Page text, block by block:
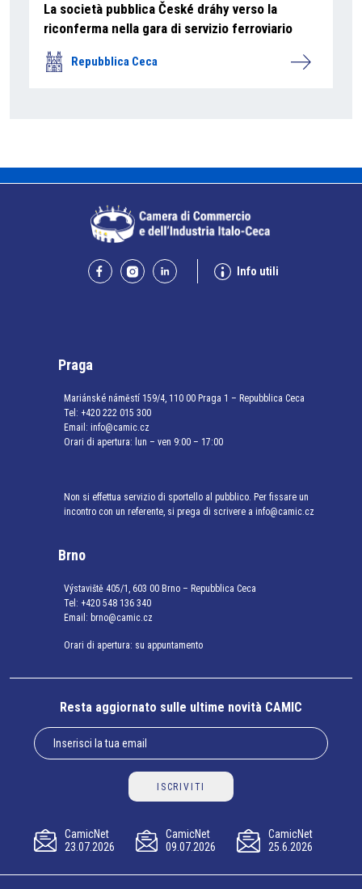
La società pubblica České dráhy verso la
riconferma nella gara di servizio ferroviario
Repubblica Ceca
Info utili
Praga
Mariánské náměstí 159/4, 110 00 Praga 1 – Repubblica Ceca
Tel: +420 222 015 300
Email: info@camic.cz
Orari di apertura: lun – ven 9:00 – 17:00
Non si effettua servizio di sportello al pubblico. Per fissare un
incontro con un referente, si prega di scrivere a info@camic.cz
Brno
Výstaviště 405/1, 603 00 Brno – Repubblica Ceca
Tel: +420 548 136 340
Email: brno@camic.cz
Orari di apertura: su appuntamento
Resta aggiornato sulle ultime novità CAMIC
ISCRIVITI
CamicNet
23.07.2026
CamicNet
09.07.2026
CamicNet
25.6.2026